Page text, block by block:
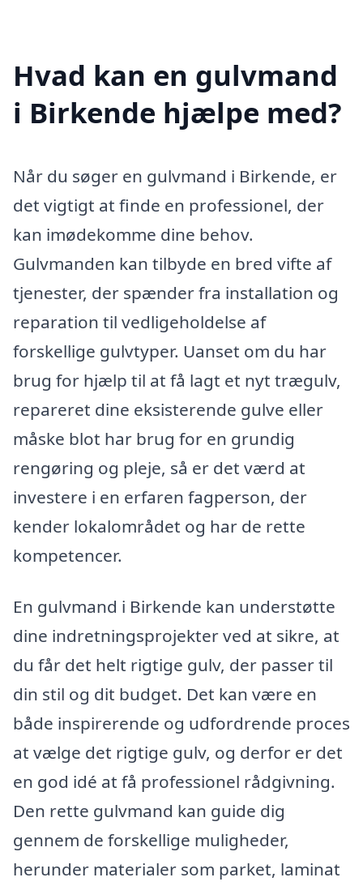
Hvad kan en gulvmand
i Birkende hjælpe med?
Når du søger en gulvmand i Birkende, er
det vigtigt at finde en professionel, der
kan imødekomme dine behov.
Gulvmanden kan tilbyde en bred vifte af
tjenester, der spænder fra installation og
reparation til vedligeholdelse af
forskellige gulvtyper. Uanset om du har
brug for hjælp til at få lagt et nyt trægulv,
repareret dine eksisterende gulve eller
måske blot har brug for en grundig
rengøring og pleje, så er det værd at
investere i en erfaren fagperson, der
kender lokalområdet og har de rette
kompetencer.
En gulvmand i Birkende kan understøtte
dine indretningsprojekter ved at sikre, at
du får det helt rigtige gulv, der passer til
din stil og dit budget. Det kan være en
både inspirerende og udfordrende proces
at vælge det rigtige gulv, og derfor er det
en god idé at få professionel rådgivning.
Den rette gulvmand kan guide dig
gennem de forskellige muligheder,
herunder materialer som parket, laminat